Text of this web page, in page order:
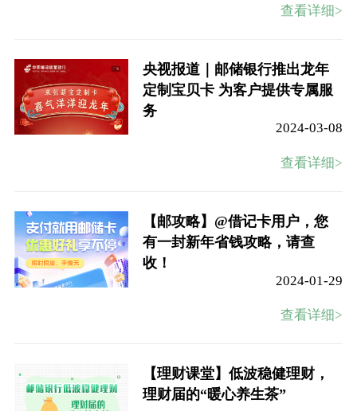
查看详细>
央视报道｜邮储银行推出龙年
定制宝贝卡 为客户提供专属服
务
2024-03-08
查看详细>
【邮攻略】@借记卡用户，您
有一封新年省钱攻略，请查
收！
2024-01-29
查看详细>
【理财课堂】低波稳健理财，
理财届的“暖心养生茶”